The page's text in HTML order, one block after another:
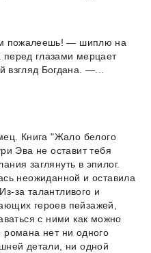
пожалеешь! — шиплю на
перед глазами мерцает
взгляд Богдана. —...
Книга "Жало белого
Эва не оставит тебя
заглянуть в эпилог.
неожиданной и оставила
за талантливого и
героев пейзажей,
с ними как можно
нет ни одного
детали, ни одной